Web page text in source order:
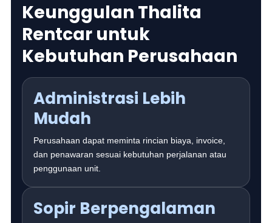
Keunggulan Thalita
Rentcar untuk
Kebutuhan Perusahaan
Administrasi Lebih
Mudah
Perusahaan dapat meminta rincian biaya, invoice,
dan penawaran sesuai kebutuhan perjalanan atau
penggunaan unit.
Sopir Berpengalaman